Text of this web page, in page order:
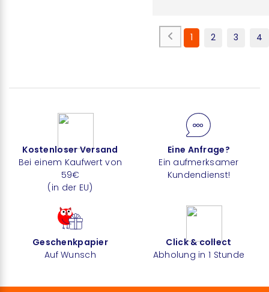
1 2 3 4
Kostenloser Versand
Bei einem Kaufwert von
59€
(in der EU)
Eine Anfrage?
Ein aufmerksamer
Kundendienst!
Geschenkpapier
Auf Wunsch
Click & collect
Abholung in 1 Stunde